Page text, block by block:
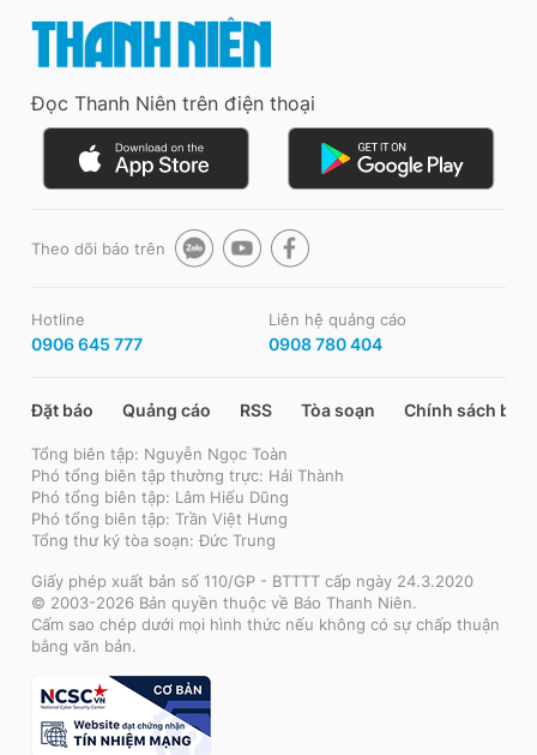
Đọc Thanh Niên trên điện thoại
Theo dõi báo trên
Hotline
0906 645 777
Liên hệ quảng cáo
0908 780 404
Đặt báo Quảng cáo RSS Tòa soạn Chính sách bảo
Tổng biên tập: Nguyễn Ngọc Toàn
Phó tổng biên tập thường trực: Hải Thành
Phó tổng biên tập: Lâm Hiếu Dũng
Phó tổng biên tập: Trần Việt Hưng
Tổng thư ký tòa soạn: Đức Trung
Giấy phép xuất bản số 110/GP - BTTTT cấp ngày 24.3.2020
© 2003-2026 Bản quyền thuộc về Báo Thanh Niên.
Cấm sao chép dưới mọi hình thức nếu không có sự chấp thuận
bằng văn bản.